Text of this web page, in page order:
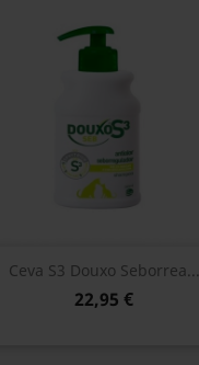
Ceva S3 Douxo Seborrea...
22,95 €
 Vista rápida